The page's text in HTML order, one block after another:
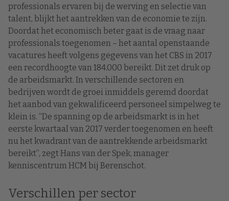
professionals ervaren bij de werving en selectie van
talent, blijkt het aantrekken van de economie te zijn.
Doordat het economisch beter gaat is de vraag naar
professionals toegenomen – het aantal openstaande
vacatures heeft volgens gegevens van het CBS in 2017
een recordhoogte van 184.000 bereikt. Dit zet druk op
de arbeidsmarkt. In verschillende sectoren en
bedrijven wordt de groei inmiddels geremd doordat
het aanbod van gekwalificeerd personeel simpelweg te
klein is. “De spanning op de arbeidsmarkt is in het
eerste kwartaal van 2017 verder toegenomen en heeft
nu het kwadrant van de aantrekkende arbeidsmarkt
bereikt”, zegt Hans van der Spek, manager
kenniscentrum HCM bij Berenschot.
Verschillen per sector